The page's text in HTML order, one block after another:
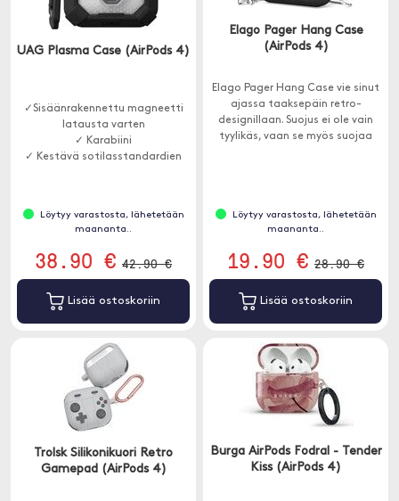
UAG Plasma Case (AirPods 4)
✓Sisäänrakennettu magneetti
latausta varten
✓ Karabiini
✓ Kestävä sotilasstandardien
Löytyy varastosta, lähetetään
maananta..
38.90 € 42.90 €
Lisää ostoskoriin
Elago Pager Hang Case
(AirPods 4)
Elago Pager Hang Case vie sinut
ajassa taaksepäin retro-
designillaan. Suojus ei ole vain
tyylikäs, vaan se myös suojaa
Löytyy varastosta, lähetetään
maananta..
19.90 € 28.90 €
Lisää ostoskoriin
Trolsk Silikonikuori Retro
Gamepad (AirPods 4)
Burga AirPods Fodral - Tender
Kiss (AirPods 4)